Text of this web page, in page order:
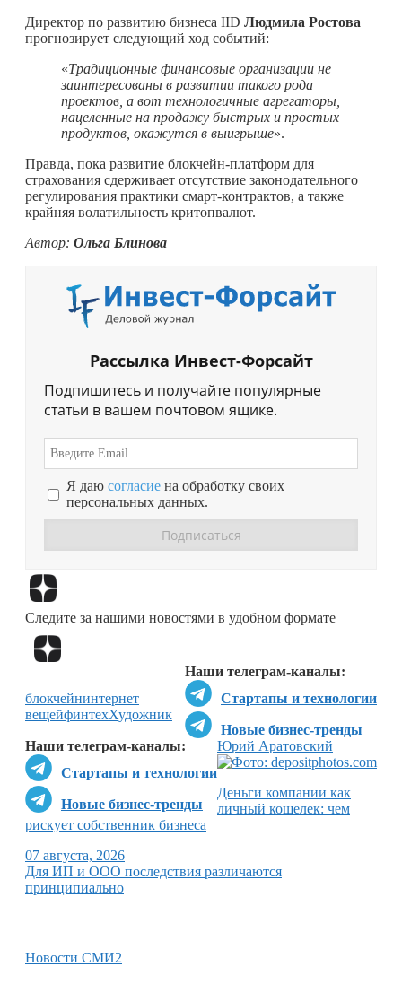
Директор по развитию бизнеса IID Людмила Ростова
прогнозирует следующий ход событий:
«Традиционные финансовые организации не
заинтересованы в развитии такого рода
проектов, а вот технологичные агрегаторы,
нацеленные на продажу быстрых и простых
продуктов, окажутся в выигрыше».
Правда, пока развитие блокчейн-платформ для
страхования сдерживает отсутствие законодательного
регулирования практики смарт-контрактов, а также
крайняя волатильность критопвалют.
Автор: Ольга Блинова
Рассылка Инвест-Форсайт
Подпишитесь и получайте популярные
статьи в вашем почтовом ящике.
Я даю согласие на обработку своих
персональных данных.
Следите за нашими новостями в удобном формате
Наши телеграм-каналы:
Стартапы и технологии
Новые бизнес-тренды
Наши телеграм-каналы:
Стартапы и технологии
Новые бизнес-тренды
блокчейнинтернет
вещейфинтехХудожник
Юрий Аратовский
Деньги компании как
личный кошелек: чем
рискует собственник бизнеса
07 августа, 2026
Для ИП и ООО последствия различаются
принципиально
Новости СМИ2